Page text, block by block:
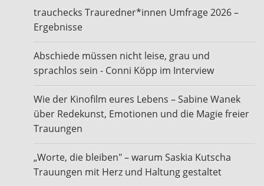
trauchecks Trauredner*innen Umfrage 2026 –
Ergebnisse
Abschiede müssen nicht leise, grau und
sprachlos sein - Conni Köpp im Interview
Wie der Kinofilm eures Lebens – Sabine Wanek
über Redekunst, Emotionen und die Magie freier
Trauungen
„Worte, die bleiben" – warum Saskia Kutscha
Trauungen mit Herz und Haltung gestaltet